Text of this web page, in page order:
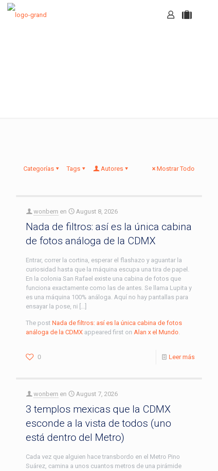
Categorías Tags Autores Mostrar Todo
wonbern en August 8, 2026
Nada de filtros: así es la única cabina
de fotos análoga de la CDMX
Entrar, correr la cortina, esperar el flashazo y aguantar la
curiosidad hasta que la máquina escupa una tira de papel.
En la colonia San Rafael existe una cabina de fotos que
funciona exactamente como las de antes. Se llama Lupita y
es una máquina 100% análoga. Aquí no hay pantallas para
ensayar la pose, ni […]
The post Nada de filtros: así es la única cabina de fotos
análoga de la CDMX appeared first on Alan x el Mundo.
0 Leer más
wonbern en August 7, 2026
3 templos mexicas que la CDMX
esconde a la vista de todos (uno
está dentro del Metro)
Cada vez que alguien hace transbordo en el Metro Pino
Suárez, camina a unos cuantos metros de una pirámide